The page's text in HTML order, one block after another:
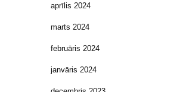
aprīlis 2024
marts 2024
februāris 2024
janvāris 2024